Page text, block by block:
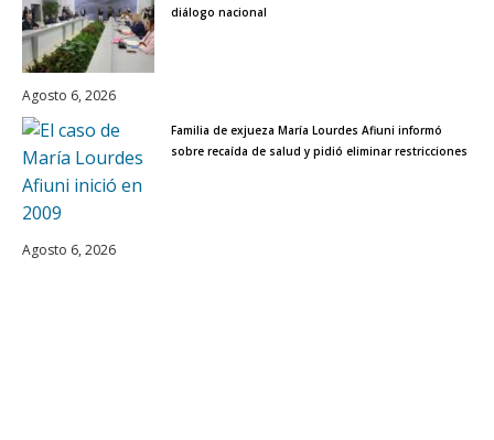
diálogo nacional
Agosto 6, 2026
Familia de exjueza María Lourdes Afiuni informó
sobre recaída de salud y pidió eliminar restricciones
Agosto 6, 2026